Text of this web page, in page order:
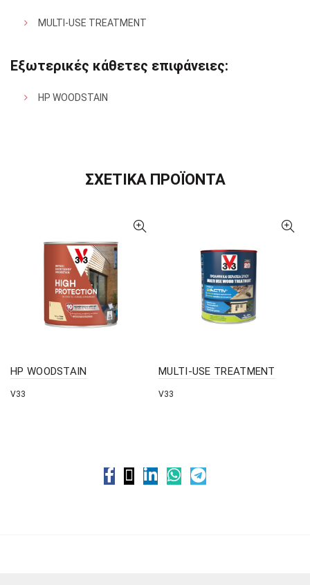
MULTI-USE TREATMENT
Εξωτερικές κάθετες επιφάνειες:
HP WOODSTAIN
ΣΧΕΤΙΚΑ ΠΡΟΪΟΝΤΑ
HP WOODSTAIN
V33
MULTI-USE TREATMENT
V33